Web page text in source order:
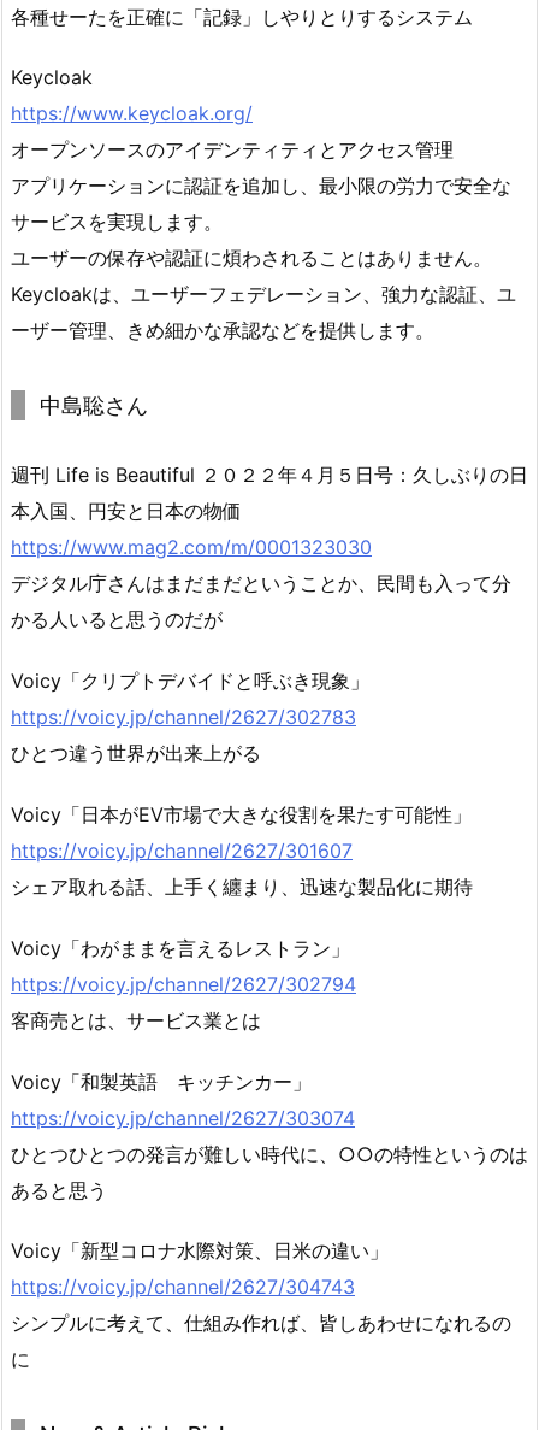
各種せーたを正確に「記録」しやりとりするシステム
Keycloak
https://www.keycloak.org/
オープンソースのアイデンティティとアクセス管理
アプリケーションに認証を追加し、最小限の労力で安全な
サービスを実現します。
ユーザーの保存や認証に煩わされることはありません。
Keycloakは、ユーザーフェデレーション、強力な認証、ユ
ーザー管理、きめ細かな承認などを提供します。
中島聡さん
週刊 Life is Beautiful ２０２２年４月５日号：久しぶりの日
本入国、円安と日本の物価
https://www.mag2.com/m/0001323030
デジタル庁さんはまだまだということか、民間も入って分
かる人いると思うのだが
Voicy「クリプトデバイドと呼ぶき現象」
https://voicy.jp/channel/2627/302783
ひとつ違う世界が出来上がる
Voicy「日本がEV市場で大きな役割を果たす可能性」
https://voicy.jp/channel/2627/301607
シェア取れる話、上手く纏まり、迅速な製品化に期待
Voicy「わがままを言えるレストラン」
https://voicy.jp/channel/2627/302794
客商売とは、サービス業とは
Voicy「和製英語 キッチンカー」
https://voicy.jp/channel/2627/303074
ひとつひとつの発言が難しい時代に、○○の特性というのは
あると思う
Voicy「新型コロナ水際対策、日米の違い」
https://voicy.jp/channel/2627/304743
シンプルに考えて、仕組み作れば、皆しあわせになれるの
に